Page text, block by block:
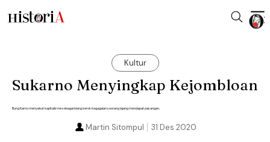
Kultur
Sukarno Menyingkap Kejombloan
Bung Karno menyebut kapitalisme sebagai biang kerok kegagalan seorang lajang mendapat pasangan.
31 Des 2020
Martin Sitompul